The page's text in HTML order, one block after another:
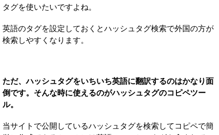
タグを使いたいですよね。
英語のタグを設定しておくとハッシュタグ検索で外国の方が
検索しやすくなります。
ただ、ハッシュタグをいちいち英語に翻訳するのはかなり面
倒です。そんな時に使えるのがハッシュタグのコピペツー
ル。
当サイトで公開しているハッシュタグを検索してコピペで簡